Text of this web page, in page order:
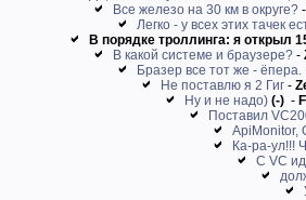
Все железо на 30 км в округе?
Легко - у всех этих тачек
В порядке троллинга: я открыл
В какой системе и браузере? -
Бразер все тот же -
Не поставлю я 2 Гиг -
Ну и не надо) (-) -
Поставил
ApiMonitor,
Ка-ра-ул!!!
С VC